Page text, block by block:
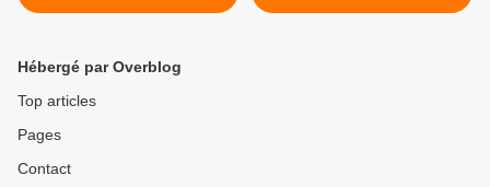
Hébergé par Overblog
Top articles
Pages
Contact